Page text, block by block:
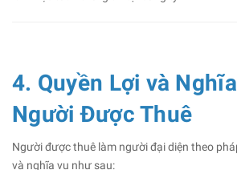
4. Quyền Lợi và
Người Được Thuê
Người được thuê làm người đại diện theo
và nghĩa vụ như sau: